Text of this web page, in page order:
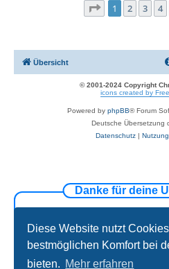
Diese Website nutzt
bestmöglichen Komfort bei
bieten. Mehr erfahren
Seite 1von 20
1 2 3 4
Übersicht
© 2001-2024 Copyright
icons created by
Powered by phpBB® Forum
Deutsche Übersetzung
Datenschutz|
Danke für deine